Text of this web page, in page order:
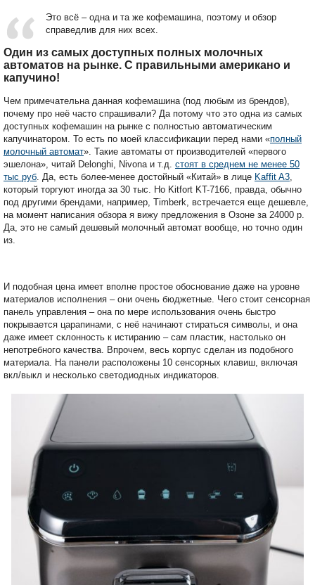
Это всё – одна и та же кофемашина, поэтому и обзор
справедлив для них всех.
Один из самых доступных полных молочных
автоматов на рынке. С правильными американо и
капучино!
Чем примечательна данная кофемашина (под любым из брендов),
почему про неё часто спрашивали? Да потому что это одна из самых
доступных кофемашин на рынке с полностью автоматическим
капучинатором. То есть по моей классификации перед нами «полный
молочный автомат». Такие автоматы от производителей «первого
эшелона», читай Delonghi, Nivona и т.д. стоят в среднем не менее 50
тыс руб . Да, есть более-менее достойный «Китай» в лице Kaffit A3
который торгуют иногда за 30 тыс. Но Kitfort KT-7166, правда, обычно
под другими брендами, например, Timberk, встречается еще дешевле,
на момент написания обзора я вижу предложения в Озоне за 24000 р.
Да, это не самый дешевый молочный автомат вообще, но точно один
из.
И подобная цена имеет вполне простое обоснование даже на уровне
материалов исполнения – они очень бюджетные. Чего стоит сенсорная
панель управления – она по мере использования очень быстро
покрывается царапинами, с неё начинают стираться символы, и она
даже имеет склонность к истиранию – сам пластик, настолько он
непотребного качества. Впрочем, весь корпус сделан из подобного
материала. На панели расположены 10 сенсорных клавиш, включая
вкл/выкл и несколько светодиодных индикаторов.